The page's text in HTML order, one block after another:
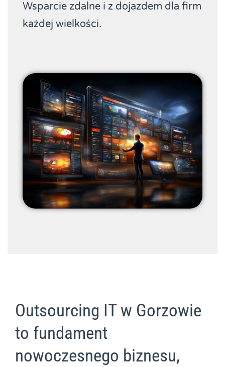
Wsparcie zdalne i z dojazdem dla firm
każdej wielkości.
Outsourcing IT w Gorzowie
to fundament
nowoczesnego biznesu,